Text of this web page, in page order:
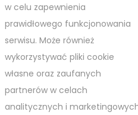
w celu zapewnienia
prawidłowego funkcjonowania
serwisu. Może również
wykorzystywać pliki cookie
własne oraz zaufanych
partnerów w celach
analitycznych i